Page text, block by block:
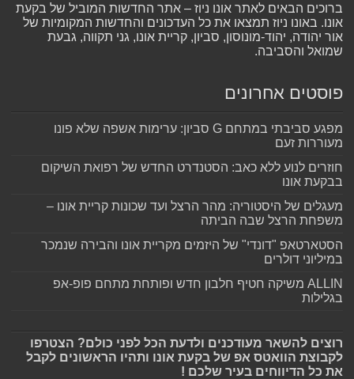
ברוכים הבאים לאתר אונו ניוז – אתר החדשות המוביל של בקעת
אונו. באונו ניוז תמצאו את כל העדכונים והחדשות המקומיות של
אור יהודה, יהוד-מונוסון, סביון, קריית אונו, גני תקווה, גבעת
שמואל והסביבה.
פוסטים אחרונים
מפגע סביבתי במתחם G סביון: ערימות אשפה שלא פונו
מעוררות זעם
חוזרים לנוע ללא כאב: הסטנדרט החדש של רפואת השיקום
בבקעת אונו
מעגלים של היסטוריה: מהר הרצל ועד שכונות קריית אונו –
משפחת הרצל שבה הביתה
הסטארטאפ "דונדי" של היזמים מקריית אונו והבירה שנמכר
במיליוני דולרים
ALLIN משיקה חטיף חלבון חדש ופותחת מתחם פופ-אפ
בגלילות
רוצים להשאר מעודכנים ולדעת הכל לפני כולם? הצטרפו
לקבוצת הוואטס אפ של בקעת אונו ותהיו הראשונים לקבל
את כל הדיווחים בעיר שלכם !